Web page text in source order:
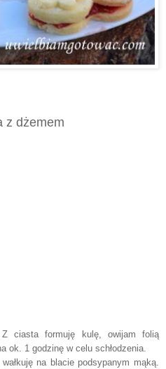
z dżemem
Z ciasta formuję kulę, owijam folią
ok. 1 godzinę w celu schłodzenia.
na blacie podsypanym mąką.